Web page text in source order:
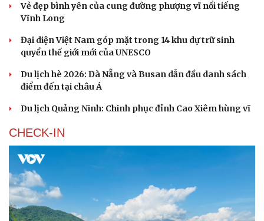
Vẻ đẹp bình yên của cung đường phượng vĩ nổi tiếng
Vĩnh Long
Đại diện Việt Nam góp mặt trong 14 khu dự trữ sinh
quyển thế giới mới của UNESCO
Du lịch hè 2026: Đà Nẵng và Busan dẫn đầu danh sách
điểm đến tại châu Á
Du lịch Quảng Ninh: Chinh phục đỉnh Cao Xiêm hùng vĩ
CHECK-IN